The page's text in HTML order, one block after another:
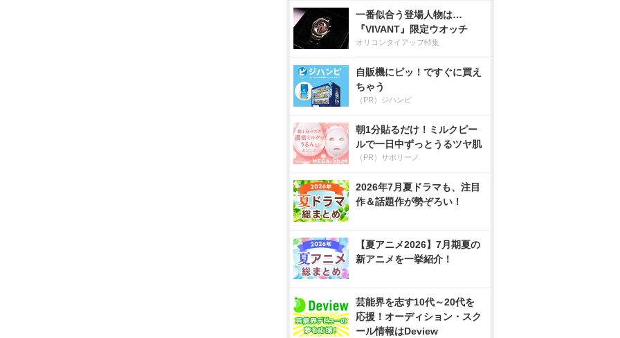
一番似合う登場人物は…
『VIVANT』限定ウオッチ
オリコンタイアップ特集
自販機にピッ！ですぐに買え
ちゃう
（PR）ジハンピ
朝1分貼るだけ！ミルクピー
ルで一日中ずっとうるツヤ肌
（PR）サボリーノ
2026年7月夏ドラマも、注目
作＆話題作が勢ぞろい！
【夏アニメ2026】7月期夏の
新アニメを一挙紹介！
芸能界を志す10代～20代を
応援！オーディション・スク
ール情報はDeview